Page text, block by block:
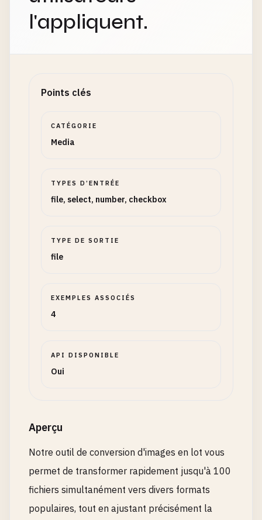
l'appliquent.
Points clés
CATÉGORIE
Media
TYPES D’ENTRÉE
file, select, number, checkbox
TYPE DE SORTIE
file
EXEMPLES ASSOCIÉS
4
API DISPONIBLE
Oui
Aperçu
Notre outil de conversion d'images en lot vous
permet de transformer rapidement jusqu'à 100
fichiers simultanément vers divers formats
populaires, tout en ajustant précisément la